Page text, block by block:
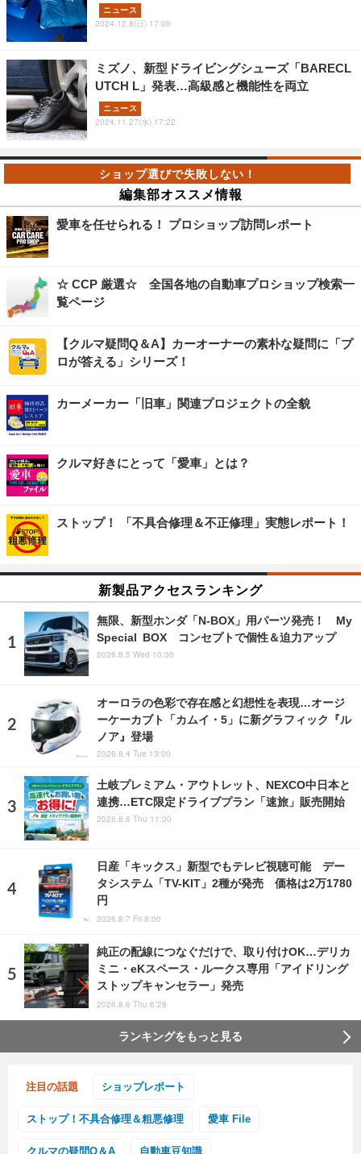
ニュース
2024.12.8(日) 17:00
ミズノ、新型ドライビングシューズ「BARECL
UTCH L」発表…高級感と機能性を両立
ニュース
2024.11.27(水) 17:22
編集部オススメ情報
愛車を任せられる！ プロショップ訪問レポート
☆ CCP 厳選☆ 全国各地の自動車プロショップ検索一
覧ページ
【クルマ疑問Q＆A】カーオーナーの素朴な疑問に「プ
ロが答える」シリーズ！
カーメーカー「旧車」関連プロジェクトの全貌
クルマ好きにとって「愛車」とは？
ストップ！ 「不具合修理＆不正修理」実態レポート！
新製品アクセスランキング
無限、新型ホンダ「N-BOX」用パーツ発売！ My
Special BOX コンセプトで個性＆迫力アップ
2026.8.5 Wed 10:00
オーロラの色彩で存在感と幻想性を表現…オージ
ーケーカブト「カムイ・5」に新グラフィック『ル
ノア』登場
2026.8.4 Tue 13:00
土岐プレミアム・アウトレット、NEXCO中日本と
連携…ETC限定ドライブプラン「速旅」販売開始
2026.8.6 Thu 11:00
日産「キックス」新型でもテレビ視聴可能 デー
タシステム「TV-KIT」2種が発売 価格は2万1780
円
2026.8.7 Fri 8:00
純正の配線につなぐだけで、取り付けOK…デリカ
ミニ・eKスペース・ルークス専用「アイドリング
ストップキャンセラー」発売
2026.8.6 Thu 6:28
ランキングをもっと見る
注目の話題 ショップレポート
ストップ！不具合修理＆粗悪修理 愛車 File
クルマの疑問Q＆A 自動車豆知識